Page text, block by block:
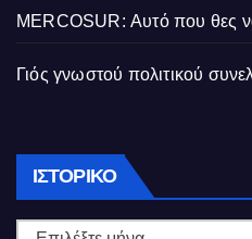
MERCOSUR: Αυτό που θες
Γιός γνωστού πολιτικού
ΙΣΤΟΡΙΚΌ Ιστορικό